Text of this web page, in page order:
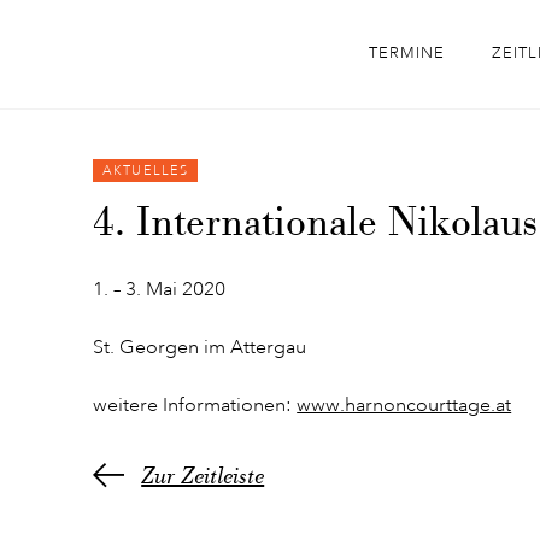
TERMINE
AKTUELLES
4. Internationale
1. – 3. Mai 2020
St. Georgen im Attergau
weitere Informationen:www.harnoncourttage.at
Zur Zeitleiste